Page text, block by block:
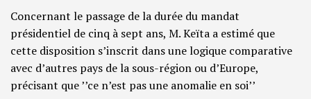
Concernant le passage de la durée du mandat
présidentiel de cinq à sept ans, M. Keïta a estimé que
cette disposition s’inscrit dans une logique comparative
avec d’autres pays de la sous-région ou d’Europe,
précisant que ’’ce n’est pas une anomalie en soi’’